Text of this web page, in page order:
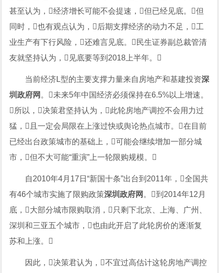
甚至认为，经济增长可能不会提速，但已经见底。但
同时，也有观点认为，后期支撑经济的动力不足，工
业生产有下行风险，还难言见底。民生证券副总裁管清
友就坚持认为，见底要等到2018上半年。
当前经济L型的主要支撑力量来自房地产和基建投资深
圳政府网 。未来5年中国经济必须保持在6.5%以上增速。
所以，决策君坚持认为，此轮房地产调控不会用力过
猛，且一定会局限在上涨过快或舆论热点城市。在目前
已经出台政策城市的基础上，可能会继续增加一部分城
市，但不大可能“重演”上一轮限购规模。
自2010年4月17日“新国十条”出台到2011年，全国共
有46个城市实施了限购政策深圳政府网 。到2014年12月
底，大部分城市限购取消，只剩下北京、上海、广州、
深圳和三亚五个城市，也由此开启了此轮房价的逐渐复
苏和上涨。
因此，决策君认为，不宜过高估计这轮房地产调控